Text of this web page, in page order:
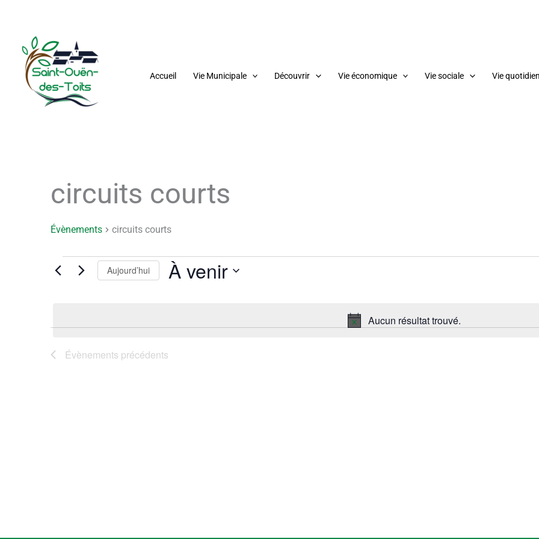
contenu
Accueil Vie Municipale Découvrir Vie économique Vie sociale Vie
circuits courts
Évènements circuits courts
Évènements
Notice
Aucun résultat trouvé.
Aujourd’hui À venir
date.
Évènements précédents